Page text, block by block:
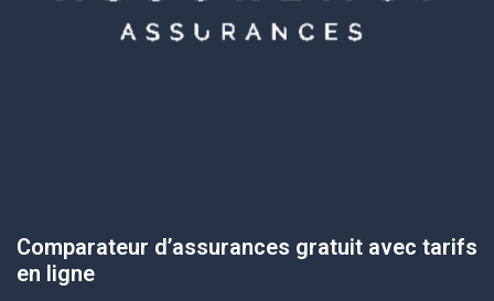
Comparateur d’assurances gratuit avec tarifs
en ligne